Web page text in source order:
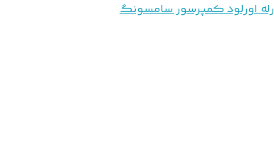
رله اورلود کمپرسور سامسونگ